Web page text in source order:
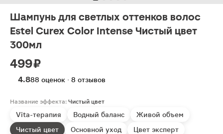
Шампунь для светлых оттенков волос
Estel Curex Color Intense Чистый цвет
300мл
499 ₽
4.888 оценок · 8 отзывов
Название эффекта: Чистый цвет
Vita-терапия Водный баланс
Живой объем
Чистый цвет
Основной уход
Цвет эксперт